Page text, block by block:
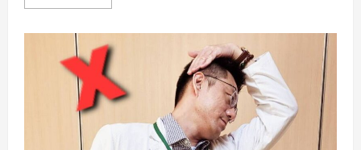
more
寵
食
益
生
菌
機
糧